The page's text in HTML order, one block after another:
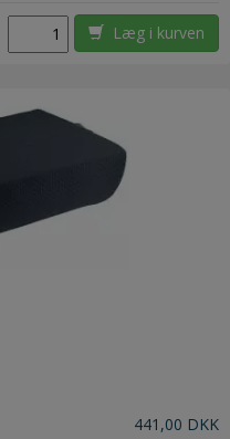
Læg i kurven
441,00 DKK